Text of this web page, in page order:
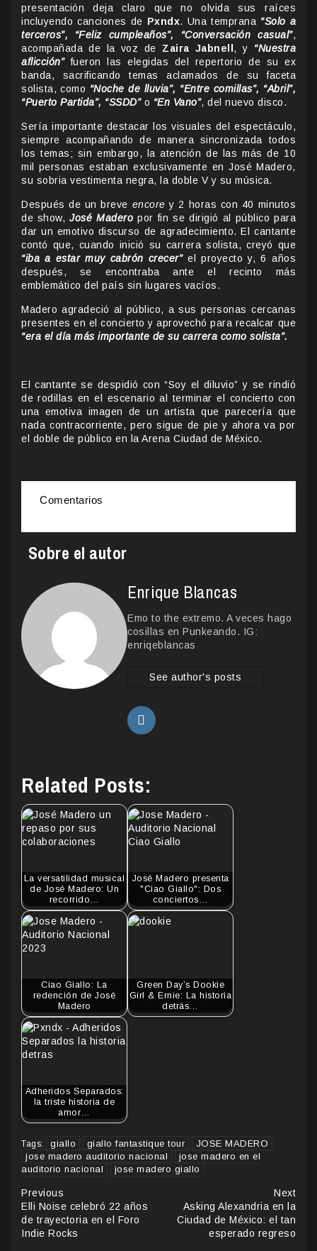
presentación deja claro que no olvida sus raíces
incluyendo canciones de Pxndx. Una temprana “Solo a
terceros”, “Feliz cumpleaños”, “Conversación casual”,
acompañada de la voz de Zaira Jabnell , y “Nuestra
aflicción” fueron las elegidas del repertorio de su ex
banda, sacrificando temas aclamados de su faceta
solista, como “Noche de lluvia”, “Entre comillas”, “Abril”,
“Puerto Partida”, “SSDD”o “En Vano”, del nuevo disco.
Sería importante destacar los visuales del espectáculo,
siempre acompañando de manera sincronizada todos
los temas; sin embargo, la atención de las más de 10
mil personas estaban exclusivamente en José Madero,
su sobria vestimenta negra, la doble V y su música.
Después de un breve encore y 2 horas con 40 minutos
de show,José Madero por fin se dirigió al público para
dar un emotivo discurso de agradecimiento. El cantante
contó que, cuando inició su carrera solista, creyó que
“iba a estar muy cabrón crecer”el proyecto y, 6 años
después, se encontraba ante el recinto más
emblemático del país sin lugares vacíos.
Madero agradeció al público, a sus personas cercanas
presentes en el concierto y aprovechó para recalcar que
“era el día más importante de su carrera como solista”.
El cantante se despidió con “Soy el diluvio” y se rindió
de rodillas en el escenario al terminar el concierto con
una emotiva imagen de un artista que parecería que
nada contracorriente, pero sigue de pie y ahora va por
el doble de público en la Arena Ciudad de México.
Comentarios
Sobre el autor
Enrique Blancas
Emo to the extremo. A veces hago
cosillas en Punkeando. IG:
enriqeblancas
See author's posts
Related Posts:
La versatilidad musical
de José Madero: Un
recorrido…
José Madero presenta
"Ciao Giallo": Dos
conciertos…
Ciao Giallo: La
redención de José
Madero
Green Day’s Dookie
Girl & Ernie: La historia
detrás…
Adheridos Separados:
la triste historia de
amor…
Tags: giallo giallo fantastique tour
JOSE MADERO
jose madero auditorio nacional
jose madero en el
auditorio nacional
jose madero giallo
Continue
Reading
Previous
Elli Noise celebró 22 años
de trayectoria en el Foro
Indie Rocks
Next
Asking Alexandria en la
Ciudad de México: el tan
esperado regreso